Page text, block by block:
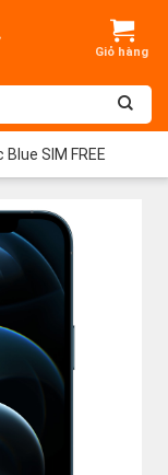
SIM FREE